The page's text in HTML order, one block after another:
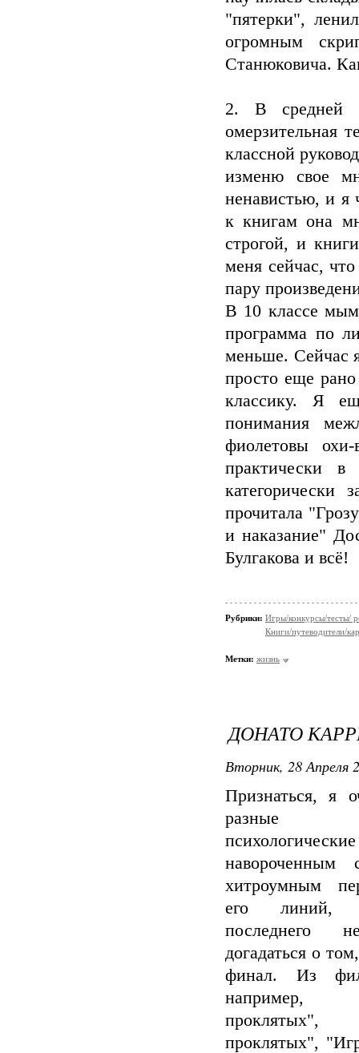
"пятерки",
огромным
Станюковича.
2. В средней
омерзительная
классной
изменю свое
ненавистью, и я
к книгам она
строгой, и
меня сейчас,
пару
В 10 классе
программа по
меньше. Сейчас
просто еще
классику. Я
понимания
фиолетовы
практически
прочитала
и наказание"
Булгакова и всё!
Рубрики: Игры/конкурсы/тесты/
Книги/путеводители/
Метки: жизнь
ДОНАТО
Вторник, 28 Апреля
Признаться, я
разные
навороченным
хитроумным
его линий,
последнего
догадаться о
финал. Из
например,
проклятых",
проклятых",